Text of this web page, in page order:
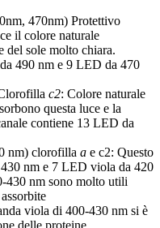
470nm) Protettivo
il colore naturale
del sole molto chiara.
490 nm e 9 LED da 470
c2: Colore naturale
questa luce e la
contiene 13 LED da
nm) clorofilla a e c2: Questo
nm e 7 LED viola da 420
430 nm sono molto utili
viola di 400-430 nm si è